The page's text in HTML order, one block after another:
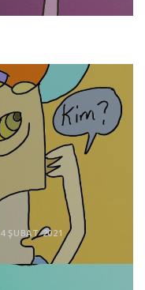
4 ŞUBAT 2021
4 ŞUBAT 2021